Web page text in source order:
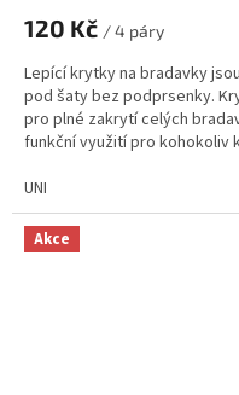
120 Kč / 4 páry
Lepící krytky na bradavky
pod šaty bez podprsenky.
pro plné zakrytí celých
funkční využití pro kohokoliv
UNI
Akce